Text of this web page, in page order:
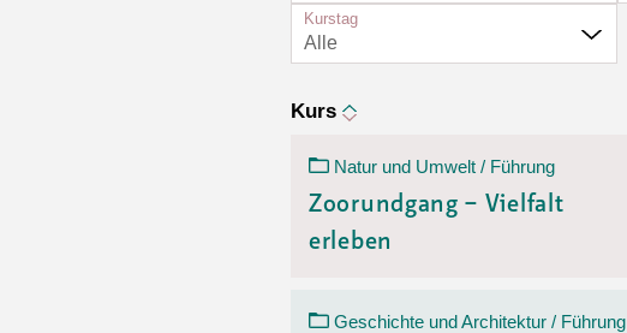
Altersstrategien und Leitbilder
Anleitung für Online Unterricht
Weitere Angebote
Kurstag
Alle
Kurs
Natur und Umwelt / Führung
Zoorundgang – Vielfalt
erleben
Geschichte und Architektur / Führung